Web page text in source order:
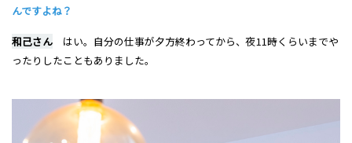
んですよね？
和己さん はい。自分の仕事が夕方終わってから、夜11時くらいまでや
ったりしたこともありました。